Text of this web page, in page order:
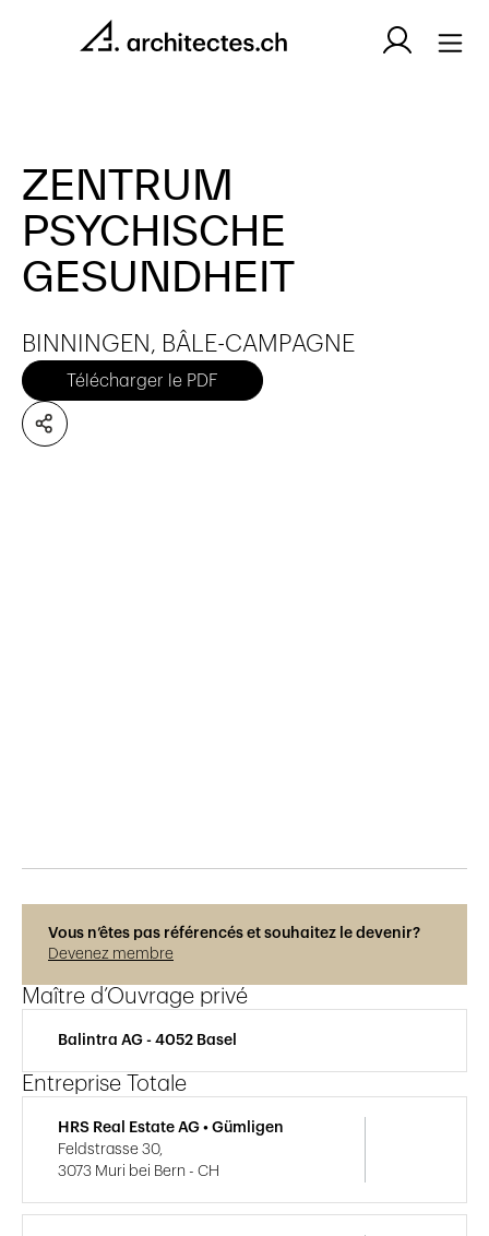
ZENTRUM
PSYCHISCHE
GESUNDHEIT
BINNINGEN, BÂLE-CAMPAGNE
Télécharger le PDF
Vous n’êtes pas référencés et souhaitez le devenir?
Devenez membre
Maître d’Ouvrage privé
Balintra AG - 4052 Basel
Entreprise Totale
HRS Real Estate AG • Gümligen
Feldstrasse 30,
3073 Muri bei Bern - CH